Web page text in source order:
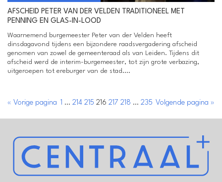
AFSCHEID PETER VAN DER VELDEN TRADITIONEEL MET
PENNING EN GLAS-IN-LOOD
Waarnemend burgemeester Peter van der Velden heeft
dinsdagavond tijdens een bijzondere raadsvergadering afscheid
genomen van zowel de gemeenteraad als van Leiden. Tijdens dit
afscheid werd de interim-burgemeester, tot zijn grote verbazing,
uitgeroepen tot ereburger van de stad....
« Vorige pagina 1 … 214 215 216 217 218 … 235 Volgende pagina »